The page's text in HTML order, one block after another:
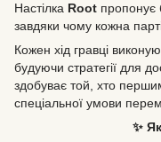
Настілка Root пропонує
завдяки чому кожна
Кожен хід гравці
будуючи стратегії для
здобуває той, хто
спеціальної умови
✨